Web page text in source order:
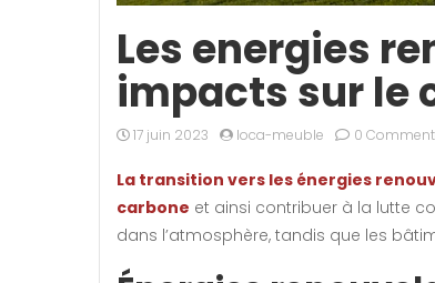
Les energies
impacts sur le
17 juin 2023 loca-meuble 0
La transition vers les énergies
carbone et ainsi contribuer à la lutte
dans l’atmosphère, tandis que les